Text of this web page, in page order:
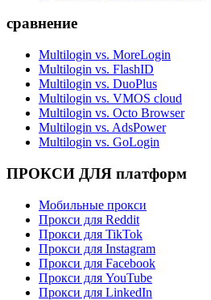
сравнение
Multilogin vs. MoreLogin
Multilogin vs. FlashID
Multilogin vs. DuoPlus
Multilogin vs. VMOS cloud
Multilogin vs. Octo Browser
Multilogin vs. AdsPower
Multilogin vs. GoLogin
ПРОКСИ ДЛЯ платформ
Мобильные прокси
Прокси для Reddit
Прокси для TikTok
Прокси для Instagram
Прокси для Facebook
Прокси для YouTube
Прокси для LinkedIn